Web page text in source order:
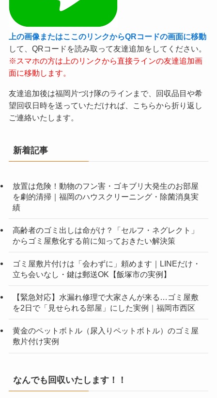
上の画像またはここのリンクからQRコードの画面に移動
して、QRコードを読み取って友達追加をしてください。
※スマホの方は上のリンクから直接ラインの友達追加画
面に移動します。
友達追加後は福岡片づけ隊のラインまで、回収品目や希
望回収日時を送っていただければ、こちらから折り返し
ご連絡いたします。
新着記事
放置は危険！動物のフン害・ゴキブリ大発生のお部屋
を劇的清掃｜福岡のハウスクリーニング・除菌消臭実
績
高齢者のゴミ出しは命がけ？「セルフ・ネグレクト」
からゴミ屋敷化する前に知っておきたい解決策
ゴミ屋敷片付けは「会わずに」頼めます｜LINEだけ・
立ち会いなし・鍵は郵送OK【飯塚市の実例】
【緊急対応】水漏れ修理で大家さんが来る…ゴミ屋敷
を2日で「見せられる部屋」にした実例｜福岡市西区
黄金のペットボトル（尿入りペットボトル）のゴミ屋
敷片付け実例
なんでも回収いたします！！